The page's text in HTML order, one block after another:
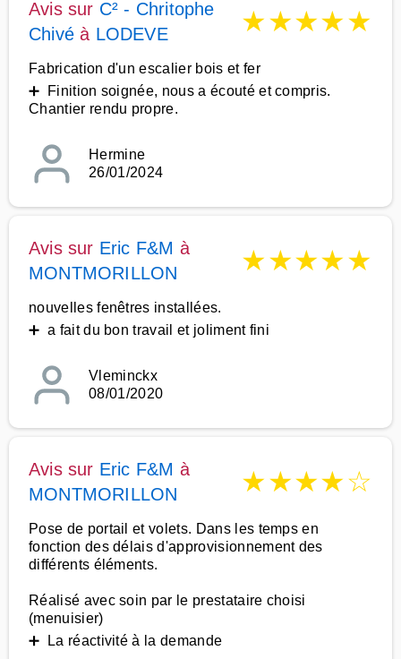
Avis sur C² - Chritophe
Chivé à LODEVE ★★★★★
Fabrication d'un escalier bois et fer
➕ Finition soignée, nous a écouté et compris.
Chantier rendu propre.
Hermine
26/01/2024
Avis sur Eric F&M à
MONTMORILLON
★★★★★
nouvelles fenêtres installées.
➕ a fait du bon travail et joliment fini
Vleminckx
08/01/2020
Avis sur Eric F&M à
MONTMORILLON
★★★★☆
Pose de portail et volets. Dans les temps en
fonction des délais d'approvisionnement des
différents éléments.
Réalisé avec soin par le prestataire choisi
(menuisier)
➕ La réactivité à la demande